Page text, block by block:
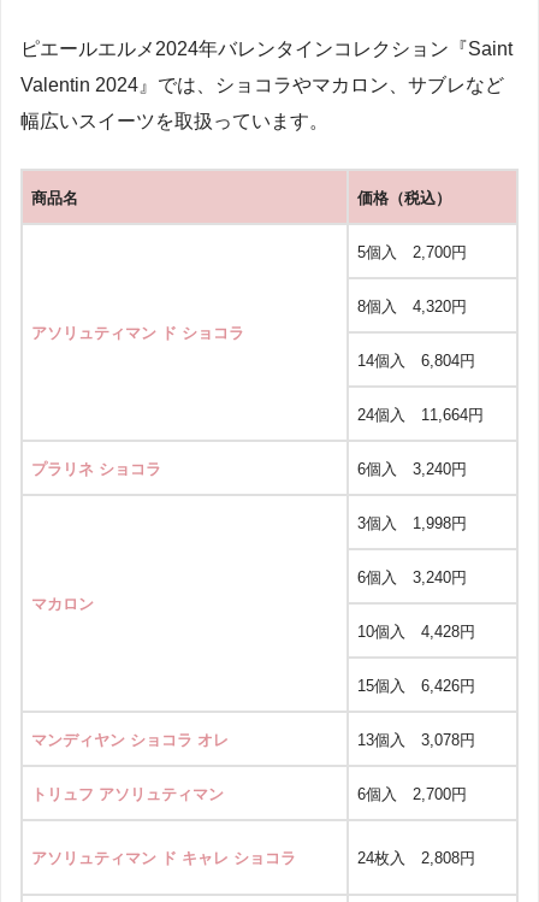
ピエールエルメ2024年バレンタインコレクション『Saint
Valentin 2024』では、ショコラやマカロン、サブレなど
幅広いスイーツを取扱っています。
商品名 価格（税込）
アソリュティマン ド ショコラ
5個入 2,700円
8個入 4,320円
14個入 6,804円
24個入 11,664円
プラリネ ショコラ 6個入 3,240円
マカロン
3個入 1,998円
6個入 3,240円
10個入 4,428円
15個入 6,426円
マンディヤン ショコラ オレ 13個入 3,078円
トリュフ アソリュティマン 6個入 2,700円
アソリュティマン ド キャレ ショコラ 24枚入 2,808円